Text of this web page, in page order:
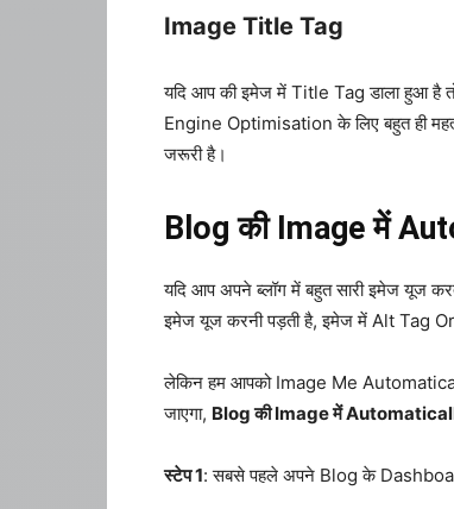
Image Title Tag
यदि आप की इमेज में Title Tag डाला हुआ है
Engine Optimisation के लिए बहुत ही
जरूरी है।
Blog की Image में
यदि आप अपने ब्लॉग में बहुत सारी इमेज यूज
इमेज यूज करनी पड़ती है, इमेज में Alt Tag
लेकिन हम आपको Image Me
जाएगा, Blog की Image में
स्टेप 1: सबसे पहले अपने Blog के